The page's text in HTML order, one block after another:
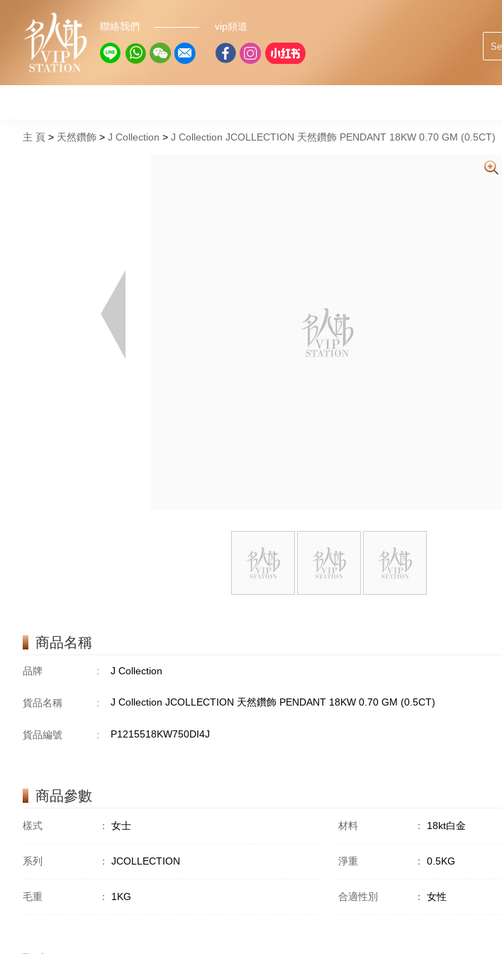
聯絡我們 vip頻道
主 頁 天然鑽飾 J Collection J Collection JCOLLECTION 天然鑽飾 PENDANT 18KW 0.70 GM (0.5CT)
商品名稱
品牌 : J Collection
貨品名稱 : J Collection JCOLLECTION 天然鑽飾 PENDANT 18KW 0.70 GM (0.5CT)
貨品編號 : P1215518KW750DI4J
商品參數
樣式 ： 女士 材料 ： 18kt白金
系列 ： JCOLLECTION 淨重 ： 0.5KG
毛重 ： 1KG 合適性別 ： 女性